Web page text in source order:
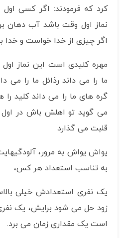
کرد که فرمودند: اگر کسی
نماز اول وقت باشد آب دهان
اگر چیزی از خدا خواست و خدا
مهره کلیدی است این نماز
ما را می داند رذائل ما را می
گره های ما را می داند کلید
می گوید تو اهلش باش در
قلبت می گذارد
یواش یواش به مرور،
به تناسب استعداد هر کس،
یک نفری استعدادش خیلی
زود حل می شود برایش، یک
است یک مقداری زمان می برد.